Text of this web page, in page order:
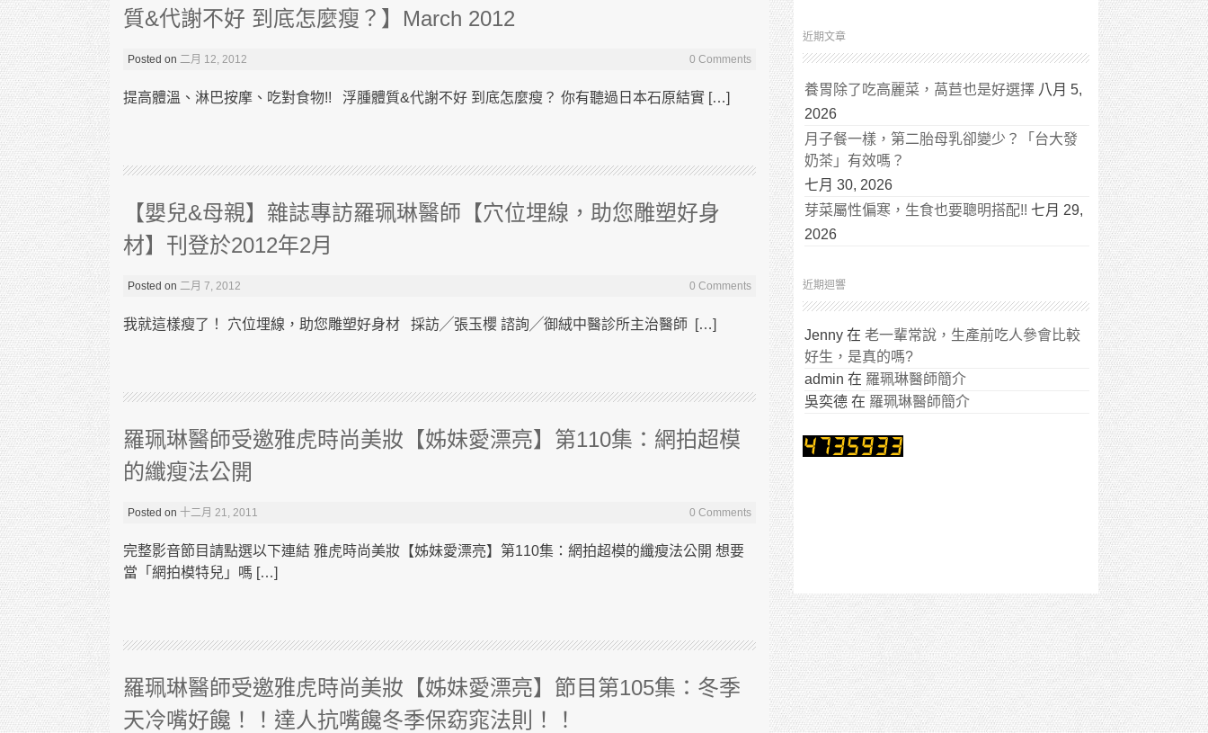
質&代謝不好 到底怎麼瘦？】March 2012
Posted on 二月 12, 2012 0 Comments
提高體溫、淋巴按摩、吃對食物!! 浮腫體質&代謝不好 到底怎麼瘦？ 你有聽過日本石原結實 […]
【嬰兒&母親】雜誌專訪羅珮琳醫師【穴位埋線，助您雕塑好身
材】刊登於2012年2月
Posted on 二月 7, 2012 0 Comments
我就這樣瘦了！ 穴位埋線，助您雕塑好身材 採訪╱張玉櫻 諮詢╱御絨中醫診所主治醫師 […]
羅珮琳醫師受邀雅虎時尚美妝【姊妹愛漂亮】第110集：網拍超模
的纖瘦法公開
Posted on 十二月 21, 2011 0 Comments
完整影音節目請點選以下連結 雅虎時尚美妝【姊妹愛漂亮】第110集：網拍超模的纖瘦法公開 想要
當「網拍模特兒」嗎 […]
羅珮琳醫師受邀雅虎時尚美妝【姊妹愛漂亮】節目第105集：冬季
天冷嘴好饞！！達人抗嘴饞冬季保窈窕法則！！
近期文章
養胃除了吃高麗菜，萵苣也是好選擇 八月 5,
2026
月子餐一樣，第二胎母乳卻變少？「台大發
奶茶」有效嗎？
七月 30, 2026
芽菜屬性偏寒，生食也要聰明搭配!! 七月 29,
2026
近期迴響
Jenny 在 老一輩常說，生產前吃人參會比較
好生，是真的嗎?
admin 在 羅珮琳醫師簡介
吳奕德 在 羅珮琳醫師簡介